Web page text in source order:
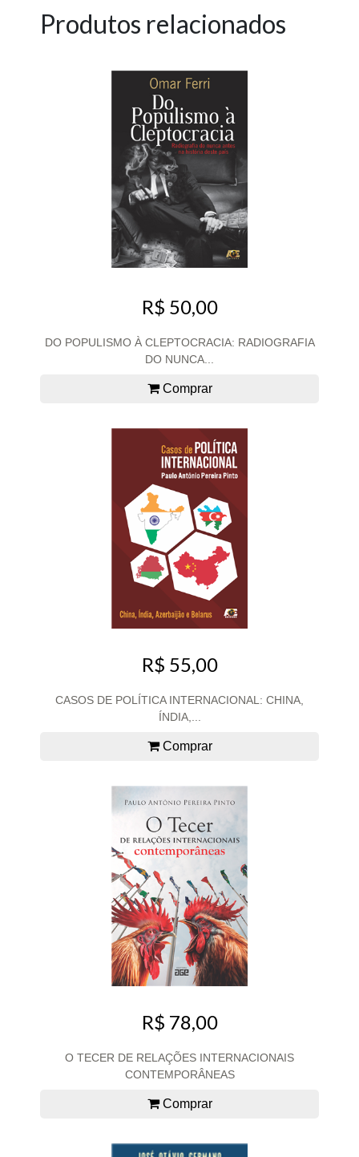
Produtos relacionados
R$ 50,00
DO POPULISMO À CLEPTOCRACIA: RADIOGRAFIA
DO NUNCA...
Comprar
R$ 55,00
CASOS DE POLÍTICA INTERNACIONAL: CHINA,
ÍNDIA,...
Comprar
R$ 78,00
O TECER DE RELAÇÕES INTERNACIONAIS
CONTEMPORÂNEAS
Comprar